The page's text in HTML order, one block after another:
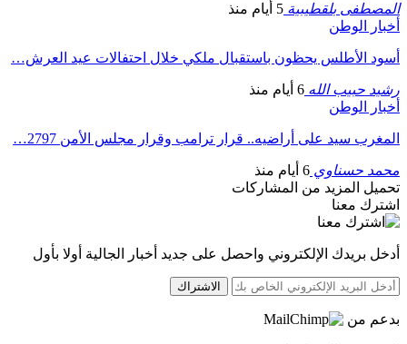
المصطفى بلقطيبية 5 أيام منذ
أخبار الوطن
أسود الأطلس يحظون باستقبال ملكي خلال احتفالات عيد العرش…
رشيد حبيب الله 6 أيام منذ
أخبار الوطن
المغرب سيد على أراضيه.. قرار ترامب وقرار مجلس الأمن 2797…
محمد حسناوي 6 أيام منذ
تحميل المزيد من المشاركات
اشترك معنا
أدخل بريدك الإلكتروني واحصل على جديد أخبار الجالية أولا بأول
الاشتراك
بدعم من